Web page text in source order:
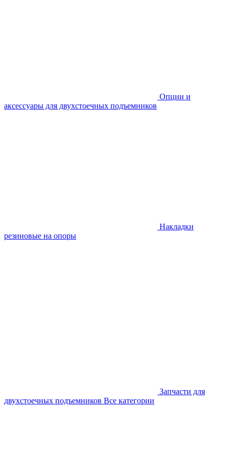
Опции и
аксессуары для двухстоечных подъемников
Накладки
резиновые на опоры
Запчасти для
двухстоечных подъемников Все категории